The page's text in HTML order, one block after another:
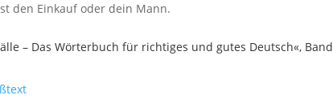
den Einkauf oder dein Mann.
– Das Wörterbuch für richtiges und gutes Deutsch«,